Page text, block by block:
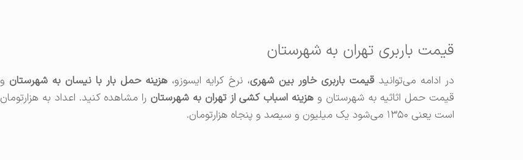
قیمت باربری تهران به شهرستان
در ادامه می‌توانید قیمت باربری خاور بین شهری، نرخ کرایه ايسوزو، هزینه حمل بار با نیسان به شهرستان و
قیمت حمل اثاثیه به شهرستان و هزینه اسباب کشی از تهران به شهرستان را مشاهده کنید. اعداد به هزارتومان
است یعنی ۱۳۵۰ می‌شود یک میلیون و سیصد و پنجاه هزارتومان.